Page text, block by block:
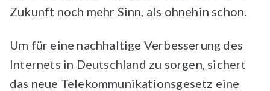
Zukunft noch mehr Sinn, als ohnehin schon.
Um für eine nachhaltige Verbesserung des
Internets in Deutschland zu sorgen, sichert
das neue Telekommunikationsgesetz eine